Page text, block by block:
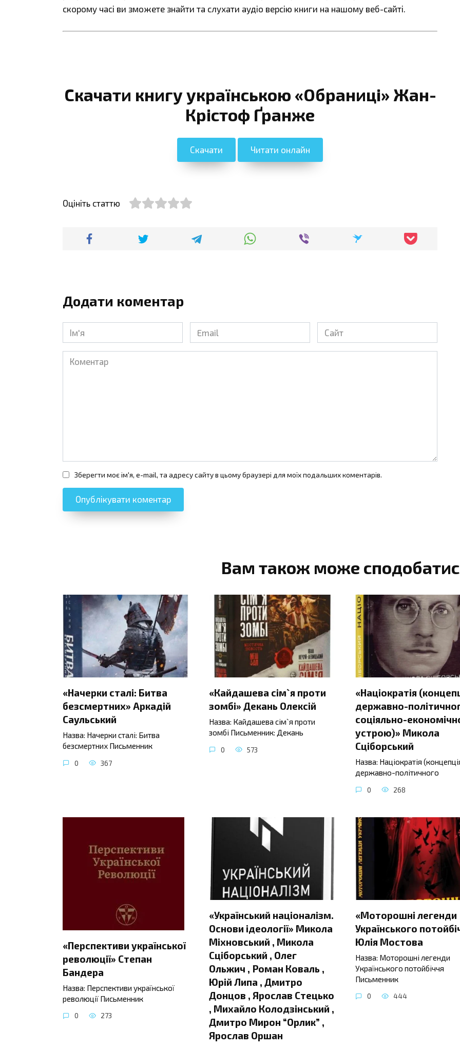
скорому часі ви зможете знайти та слухати аудіо версію книги на нашому веб-сайті.
Скачати книгу українською «Обраниці» Жан-
Крістоф Ґранже
Скачати Читати онлайн
Оцініть статтю
Додати коментар
Ім'я
Email
Сайт
Коментар
Зберегти моє ім'я, e-mail, та адресу сайту в цьому браузері для моїх подальших коментарів.
Вам також може
«Начерки сталі: Битва
безсмертних» Аркадій
Саульський
Назва: Начерки сталі: Битва
безсмертних Письменник
0 367
«Кайдашева сім`я проти
зомбі» Декань Олексій
Назва: Кайдашева сім`я проти
зомбі Письменник: Декань
0 573
«Націократія
державно-
соціяльно-
устрою)» Микола
Сціборський
Назва: Націократія
державно-політичного
0 268
«Перспективи української
революції» Степан
Бандера
Назва: Перспективи української
революції Письменник
0 273
«Український націоналізм.
Основи ідеології» Микола
Міхновський , Микола
Сціборський , Олег
Ольжич , Роман Коваль ,
Юрій Липа , Дмитро
Донцов , Ярослав Стецько
, Михайло Колодзінський ,
Дмитро Мирон “Орлик” ,
Ярослав Оршан
«Моторошні легенди
Українського
Юлія Мостова
Назва: Моторошні легенди
Українського потойбіччя
Письменник
0 444